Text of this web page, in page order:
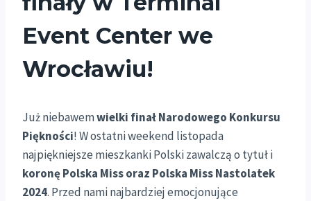
Event Center we
Wrocławiu!
Już niebawemwielki finał Narodowego Konkursu
Piękności! W ostatni weekend listopada
najpiękniejsze mieszkanki Polski zawalczą o tytuł i
koronę Polska Miss oraz Polska Miss Nastolatek
2024. Przed nami najbardziej emocjonujące